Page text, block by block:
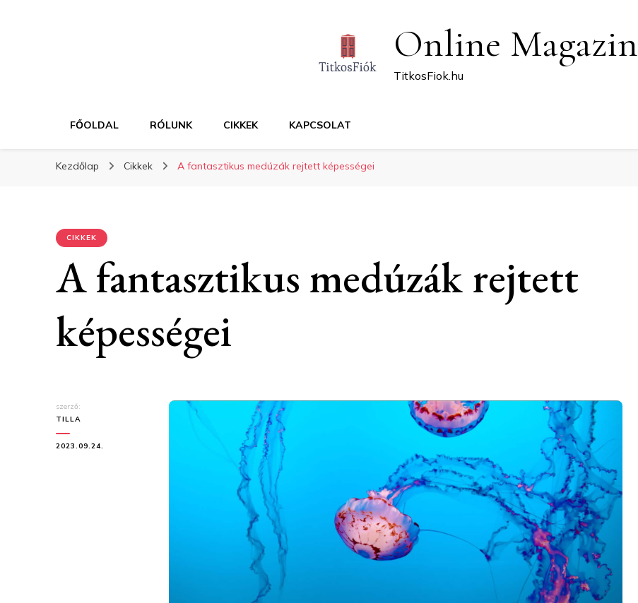
Online Magazin
TitkosFiok.hu
FŐOLDAL RÓLUNK CIKKEK KAPCSOLAT
Kezdőlap Cikkek A fantasztikus medúzák rejtett képességei
CIKKEK
A fantasztikus medúzák rejtett
képességei
szerző:
TILLA
2023.09.24.